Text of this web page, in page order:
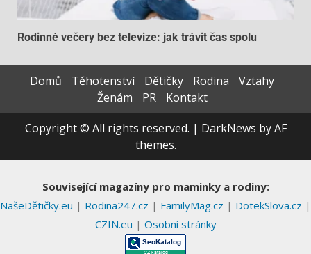
Rodinné večery bez televize: jak trávit čas spolu
Domů Těhotenství Dětičky Rodina
Vztahy
Ženám
PR
Kontakt
Copyright © All rights reserved. | DarkNews by AF
themes.
Související magazíny pro maminky a rodiny:
NašeDětičky.eu | Rodina247.cz | FamilyMag.cz | DotekSlova.cz |
CZIN.eu | Osobní stránky